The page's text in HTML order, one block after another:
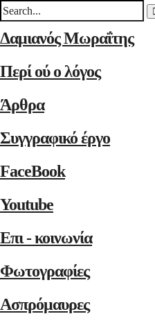
Δαμιανός Μωραΐτης
Περί ού ο λόγος
Άρθρα
Συγγραφικό έργο
FaceBook
Youtube
Επι - κοινωνία
Φωτογραφίες
Ασπρόμαυρες